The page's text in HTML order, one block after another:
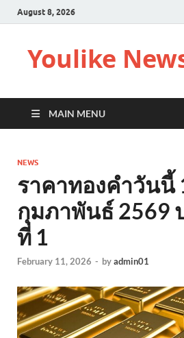
August 8, 2026
Youlike
MAIN MENU
NEWS
ราคาทองคำวันนี้
กุมภาพันธ์ 2569
ที่ 1
February 11, 2026 - byadmin01